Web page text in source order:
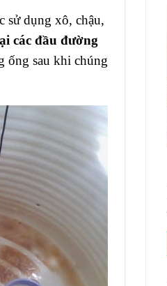
sử dụng xô, chậu,
các đầu đường
ống sau khi chúng